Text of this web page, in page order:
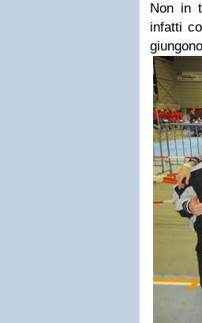
Non in
infatti